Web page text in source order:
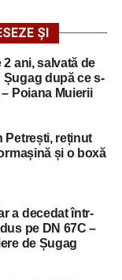
ȘI
ani, salvată de
după ce s-
Poiana Muierii
Petrești, reținut
și o boxă
a decedat într-
pe DN 67C –
de Șugag